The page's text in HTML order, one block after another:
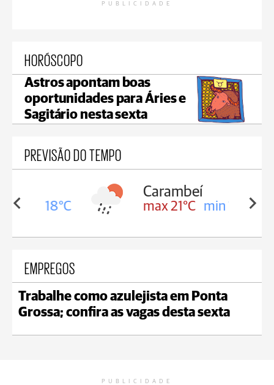
PUBLICIDADE
HORÓSCOPO
Astros apontam boas
oportunidades para Áries e
Sagitário nesta sexta
PREVISÃO DO TEMPO
18°C
Carambeí
max 21°C min 18°C
EMPREGOS
Trabalhe como azulejista em Ponta
Grossa; confira as vagas desta sexta
PUBLICIDADE